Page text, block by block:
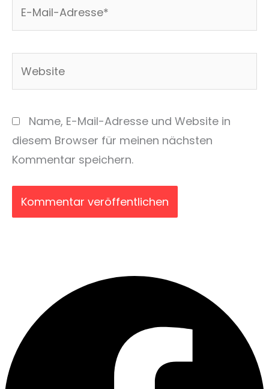
Name, E-Mail-Adresse und Website in
diesem Browser für meinen nächsten
Kommentar speichern.